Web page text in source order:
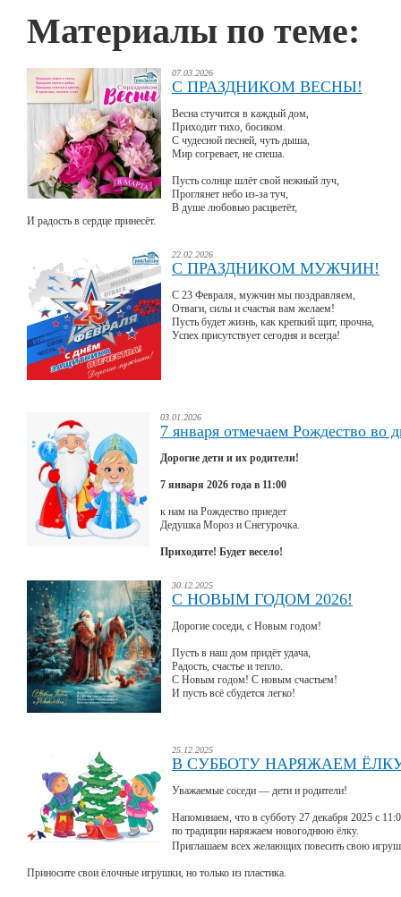
Материалы по теме:
07.03.2026
С ПРАЗДНИКОМ ВЕСНЫ!
Весна стучится в каждый дом,
Приходит тихо, босиком.
С чудесной песней, чуть дыша,
Мир согревает, не спеша.
Пусть солнце шлёт свой нежный луч,
Проглянет небо из-за туч,
В душе любовью расцветёт,
И радость в сердце принесёт.
22.02.2026
С ПРАЗДНИКОМ МУЖЧИН!
С 23 Февраля, мужчин мы поздравляем,
Отваги, силы и счастья вам желаем!
Пусть будет жизнь, как крепкий щит, прочна,
Успех присутствует сегодня и всегда!
03.01.2026
7 января отмечаем Рождество во
Дорогие дети и их родители!
7 января 2026 года в 11:00
к нам на Рождество приедет
Дедушка Мороз и Снегурочка.
Приходите! Будет весело!
30.12.2025
С НОВЫМ ГОДОМ 2026!
Дорогие соседи, с Новым годом!
Пусть в наш дом придёт удача,
Радость, счастье и тепло.
С Новым годом! С новым счастьем!
И пусть всё сбудется легко!
25.12.2025
В СУББОТУ НАРЯЖАЕМ
Уважаемые соседи — дети и родители!
Напоминаем, что в субботу 27 декабря 2025 с
по традиции наряжаем новогоднюю ёлку.
Приглашаем всех желающих повесить свою
Приносите свои ёлочные игрушки, но только из пластика.